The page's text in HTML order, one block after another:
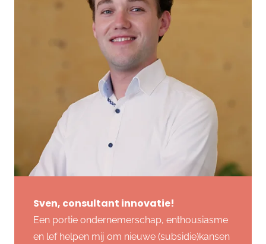
Sven, consultant innovatie!
Een portie ondernemerschap, enthousiasme
en lef helpen mij om nieuwe (subsidie)kansen